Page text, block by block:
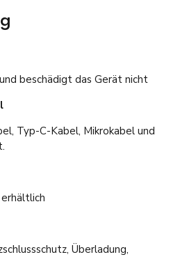
beschädigt das Gerät nicht
Typ-C-Kabel, Mikrokabel und
Überladung,